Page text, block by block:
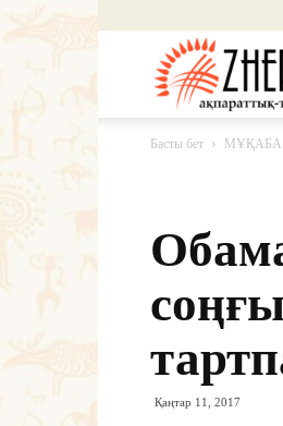
Басты бет МҰҚАБА
Қаңтар 11, 2017